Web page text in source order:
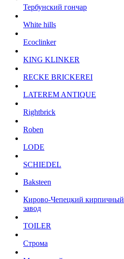
Тербунский гончар
White hills
Ecoclinker
KING KLINKER
RECKE BRICKEREI
LATEREM ANTIQUE
Rightbrick
Roben
LODE
SCHIEDEL
Baksteen
Кирово-Чепецкий кирпичный
завод
TOILER
Строма